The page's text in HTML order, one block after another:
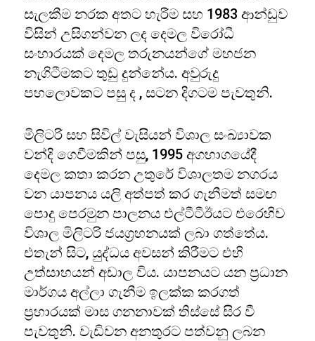
සැලකීම නරක අතට හැරීම සහ 1983 ආන්ඩුව
විසින් උසිගන්වන ලද දෙමල විරෝධී
සංහාරයක් දෙමල තරුනයන්ගේ මහජන
නැගිටීමකට තුඩු දුන්නේය. අවුරුදු
පහලොවකට පසු ද , සටන දිගටම පැවතුනි.
මිලිටරි සහ සිවිල් වැසියන් විශාල සංඛ්‍යාවක
වන්දි ගෙවීමකින් පසු, 1995 අගභාගයේදී
දෙමල කතා කරන උතුරේ විශාලතම නගරය
වන යාපනය යලි අත්පත් කර ගැනීමත් සමඟ
පොදු පෙරමුන පාලනය එල්ටීටීඊයට එරෙහිව
විශාල මිලිටරි ජයග්‍රහනයක් ලබා ගත්තේය.
එතැන් සිට, යුද්ධය අවසන් කිරීමට එහි
උත්සාහයන් අඩාල විය. යාපනයට යන ප්‍රධාන
මාර්ගය අල්ලා ගැනීම ඉලක්ක කරගත්
ප්‍රහාරයක් මාස ගනනාවක් තිස්සේ සිර වී
පැවතුනි. වැඩිවන අනතුරට පත්වනු ලබන